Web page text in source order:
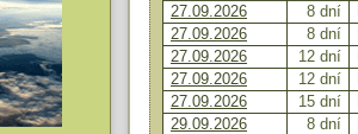
27.09.2026
8 dní
27.09.2026
8 dní
27.09.2026
12 dní
27.09.2026
12 dní
27.09.2026
15 dní
29.09.2026
8 dní